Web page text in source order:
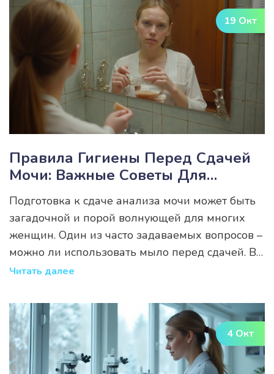
как подготовиться к каждому виду анализов
для получения наиболее точных результатов.
Узнайте, как расшифровать результаты и что
они могут рассказать о вашем здоровье. Эта
статья поможет вам лучше понять, какие
анализы могут быть полезны для вашего
здоровья.
19 Окт
Правила Гигиены Перед Сдачей
Мочи: Важные Советы Для
Женщин
Подготовка к сдаче анализа мочи может быть
загадочной и порой волнующей для многих
женщин. Один из часто задаваемых вопросов –
можно ли использовать мыло перед сдачей. В
статье обсудим, как правильно подготовиться,
что нужно и чего лучше избегать накануне
сдачи анализа мочи.
Читать далее
4 Окт